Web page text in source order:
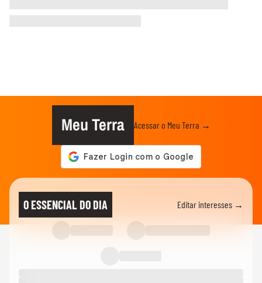
Meu Terra Acessar o Meu Terra →
O ESSENCIAL DO DIA Editar interesses →